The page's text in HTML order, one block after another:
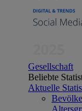
Gesellschaft
Beliebte
Aktuelle